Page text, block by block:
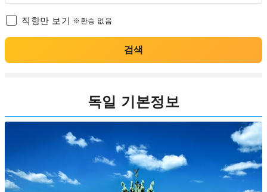
직항만 보기 ※환승 없음
검색
독일 기본정보